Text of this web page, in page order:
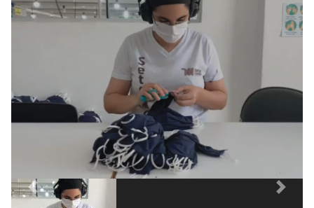
Previous Next